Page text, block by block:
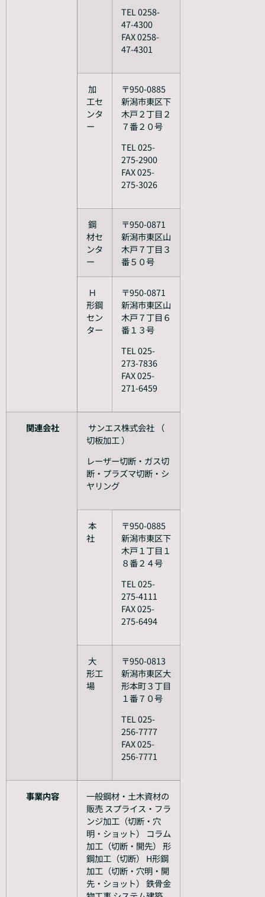
TEL 0258-
47-4300
FAX 0258-
47-4301
加
工セ
ンタ
ー
〒950-0885
新潟市東区下
木戸２丁目２
７番２０号
TEL 025-
275-2900
FAX 025-
275-3026
鋼
材セ
ンタ
ー
〒950-0871
新潟市東区山
木戸７丁目３
番５０号
Ｈ
形鋼
セン
ター
〒950-0871
新潟市東区山
木戸７丁目６
番１３号
TEL 025-
273-7836
FAX 025-
271-6459
関連会社
サンエス株式会社 （
切板加工 ）
レーザー切断・ガス切
断・プラズマ切断・シ
ヤリング
本
社
〒950-0885
新潟市東区下
木戸１丁目１
８番２４号
TEL 025-
275-4111
FAX 025-
275-6494
大
形工
場
〒950-0813
新潟市東区大
形本町３丁目
１番７０号
TEL 025-
256-7777
FAX 025-
256-7771
事業内容
一般鋼材・土木資材の
販売 スプライス・フラ
ンジ加工（切断・穴
明・ショット） コラム
加工（切断・開先） 形
鋼加工（切断） H形鋼
加工（切断・穴明・開
先・ショット） 鉄骨金